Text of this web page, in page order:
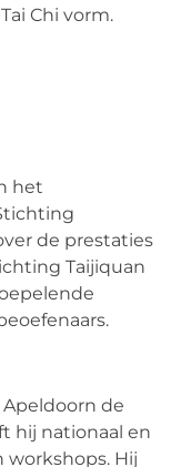
Chi vorm.
het
de prestaties
Taijiquan
Apeldoorn de
hij nationaal en
workshops. Hij